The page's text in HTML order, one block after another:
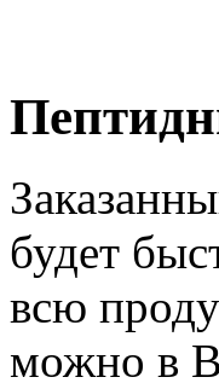
будет
всю
можно в